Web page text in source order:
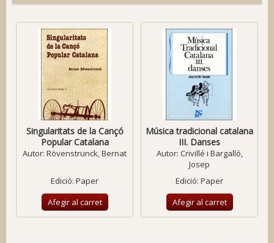
Singularitats de la Cançó
Popular Catalana
Autor: Rövenstrunck, Bernat
Edició: Paper
Afegir al carret
Música tradicional catalana
III. Danses
Autor: Crivillé i Bargalló,
Josep
Edició: Paper
Afegir al carret